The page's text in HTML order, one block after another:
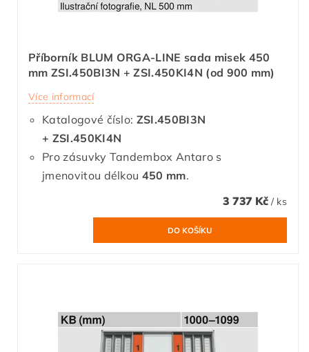
Příborník BLUM ORGA-LINE sada misek 450
mm ZSI.450BI3N + ZSI.450KI4N (od 900 mm)
Více informací
Katalogové číslo: ZSI.450BI3N
+ ZSI.450KI4N
Pro zásuvky Tandembox Antaro s
jmenovitou délkou 450 mm.
3 737 Kč / ks